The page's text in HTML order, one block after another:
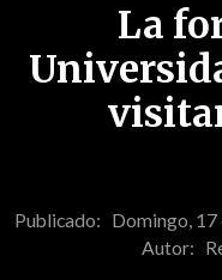
La
Publicado: Domingo, 17
Autor: